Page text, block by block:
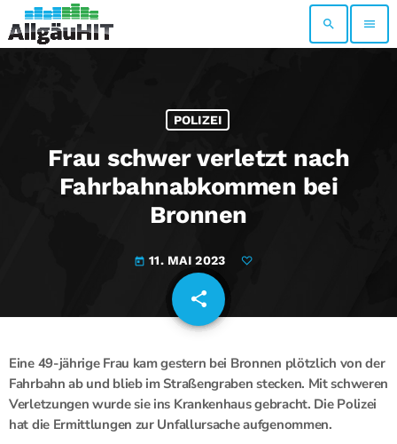
search menu
POLIZEI
Frau schwer verletzt nach
Fahrbahnabkommen bei
Bronnen
today 11. MAI 2023
share
email
Eine 49-jährige Frau kam gestern bei Bronnen plötzlich von der
Fahrbahn ab und blieb im Straßengraben stecken. Mit schweren
Verletzungen wurde sie ins Krankenhaus gebracht. Die Polizei
hat die Ermittlungen zur Unfallursache aufgenommen.